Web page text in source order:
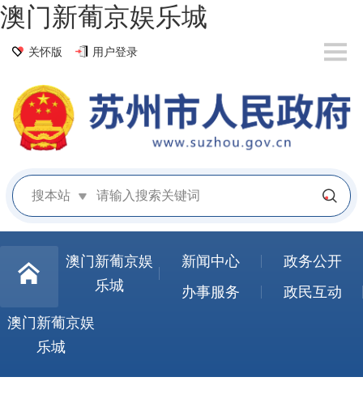
澳门新葡京娱乐城
关怀版 用户登录
搜本站
澳门新葡京娱
乐城
新闻中心
政务公开
办事服务
政民互动
澳门新葡京娱
乐城